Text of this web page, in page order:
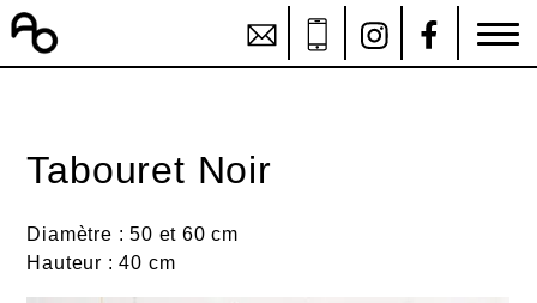
Tabouret Noir
Diamètre : 50 et 60 cm
Hauteur : 40 cm